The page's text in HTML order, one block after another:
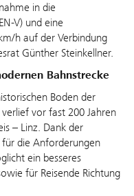
in die
V) und eine
h auf der Verbindung
Günther Steinkellner.
Bahnstrecke
Boden der
vor fast 200 Jahren
– Linz. Dank der
die Anforderungen
ein besseres
für Reisende Richtung